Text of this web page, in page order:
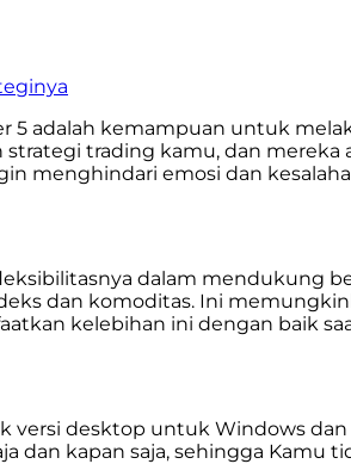
5 adalah kemampuan untuk
trading kamu, dan
menghindari emosi dan
dalam mendukung
dan komoditas. Ini
kelebihan ini dengan baik
versi desktop untuk Windows
dan kapan saja, sehingga Kamu